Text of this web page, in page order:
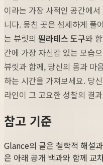
이라는 가장 사적인 공간에
니다. 뭉친 곳은 섬세하게 풀
는 뷰릿의 필라테스 도구와
간에 가장 자신감 있는 모습
뷰릿과 함께, 당신의 몸과 마
하는 시간을 가져보세요. 당
라인이 그 고요한 성찰의 결
참고 기준
Glance의 글은 철학적 해설
은 아래 공개 백과와 함께 교